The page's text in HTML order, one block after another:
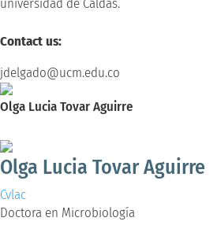
universidad de Caldas.
Contact us:
jdelgado@ucm.edu.co
Olga Lucia Tovar Aguirre
Olga Lucia Tovar Aguirre
Cvlac
Doctora en Microbiología